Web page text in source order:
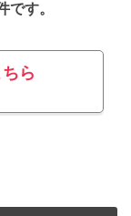
です。
ら